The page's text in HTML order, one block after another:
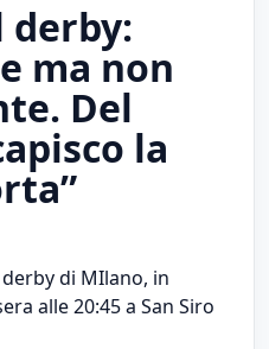
derby:
ma non
Del
la
di MIlano, in
alle 20:45 a San Siro